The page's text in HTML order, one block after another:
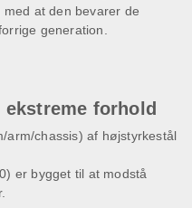
at den bevarer de
generation.
forhold
chassis) af højstyrkestål
er bygget til at modstå